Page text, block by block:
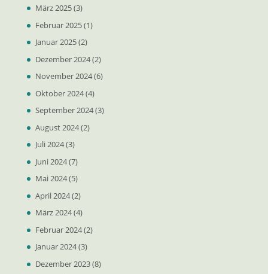
März 2025(3)
Februar 2025(1)
Januar 2025(2)
Dezember 2024(2)
November 2024(6)
Oktober 2024(4)
September 2024(3)
August 2024(2)
Juli 2024(3)
Juni 2024(7)
Mai 2024(5)
April 2024(2)
März 2024(4)
Februar 2024(2)
Januar 2024(3)
Dezember 2023(8)